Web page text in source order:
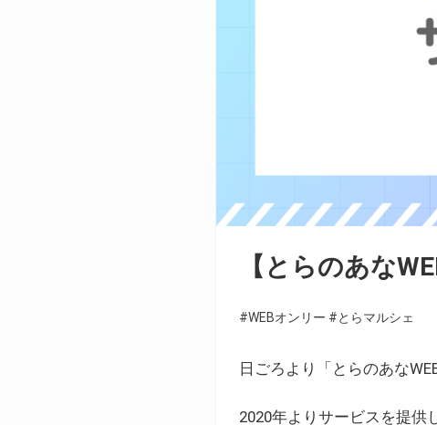
【とらのあな
#WEBオンリー #とらマルシェ
日ごろより「とらのあな
2020年よりサービスを提供